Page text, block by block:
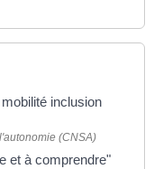
inclusion
(CNSA)
et à comprendre"